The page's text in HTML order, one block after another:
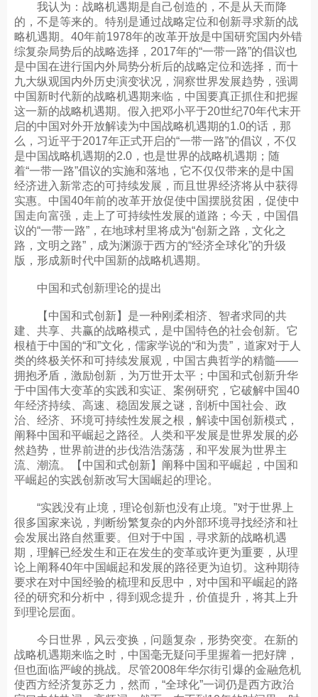
我认为：战略机遇期是自己创造的，不是从天而降
的，不是等来的。特别是通过战略定位和创新寻求新的战
略机遇期。40年前1978年的改革开放是中国研究国内外错
综复杂局势后的战略选择，2017年的“一带一路”的倡议也
是中国在进行国内外局势分析后的战略定位和选择，而十
九大纵观国内外历史演变状况，洞察世界发展趋势，强调
中国新时代新的战略机遇期来临，中国要真正抓住和把握
这一新的战略机遇期。假入把邓小平于20世纪70年代末开
启的中国对外开放解读为中国战略机遇期的1.0的话，那
么，习近平于2017年正式开启的“一带一路”的倡议，不仅
是中国战略机遇期的2.0，也是世界的战略机遇期；随
着“一带一路”倡议的实施和落地，它不仅仅带来的是中国
经济进入新常态的可持续发展，而且世界经济将从中获得
实惠。中国40年前的改革开放促使中国摆脱贫困，促使中
国走向富强，走上了可持续性发展的道路；今天，中国倡
议的“一带一路”，在地球村里将成为“创新之路，文化之
路，文明之路”，成为渊源于西方的“经济全球化”的升级
版，形成新时代中国新的战略机遇期。
中国和式创新理论的提出
【中国和式创新】是一种刚柔相济、智者求同的共
建、共享、共赢的战略模式，是中国特色的社会创新。它
根植于中国的“和”文化，儒家学说的“和为贵”，道家对于人
类的终极关怀和可持续发展观，中国古典哲学的精髓——
拥抱矛盾，激励创新，为万世开太平；中国和式创新升华
于中国伟大变革的实践和实证、案例研究，它破解中国40
年经济持续、高速、稳固发展之谜，剖析中国社会、政
治、经济、环境可持续性发展之根，解读中国创新模式，
阐释中国和平崛起之路径。人类和平发展是世界发展的必
然趋势，世界前进的步伐浩浩荡荡，和平发展为世界主
流、潮流。【中国和式创新】阐释中国和平崛起，中国和
平崛起的实践创新改写大国崛起的理论。
“实践没有止境，理论创新也没有止境。”对于世界上
很多国家来说，判断纷繁复杂的内外部环境寻找经济和社
会发展出路自然重要。但对于中国，寻求新的战略机遇
期，理解已经发生和正在发生的变革或许更为重要，从理
论上阐释40年中国崛起和发展的路径更为迫切。这种期待
要求在对中国经验的梳理和反思中，对中国和平崛起的路
径的研究和分析中，得到观念提升，价值提升，将其上升
到理论层面。
今日世界，风云变换，问题复杂，形势突变。在新的
战略机遇期来临之时，中国毫无疑问手里握着一把好牌，
但也面临严峻的挑战。尽管2008年华尔街引爆的金融危机
使西方经济复苏乏力，然而，“全球化”一词仍是西方政治